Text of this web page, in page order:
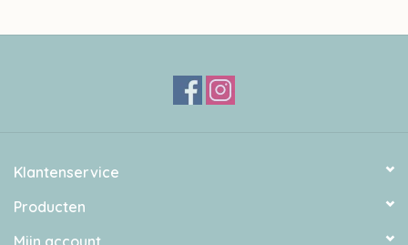
Klantenservice
Producten
Mijn account